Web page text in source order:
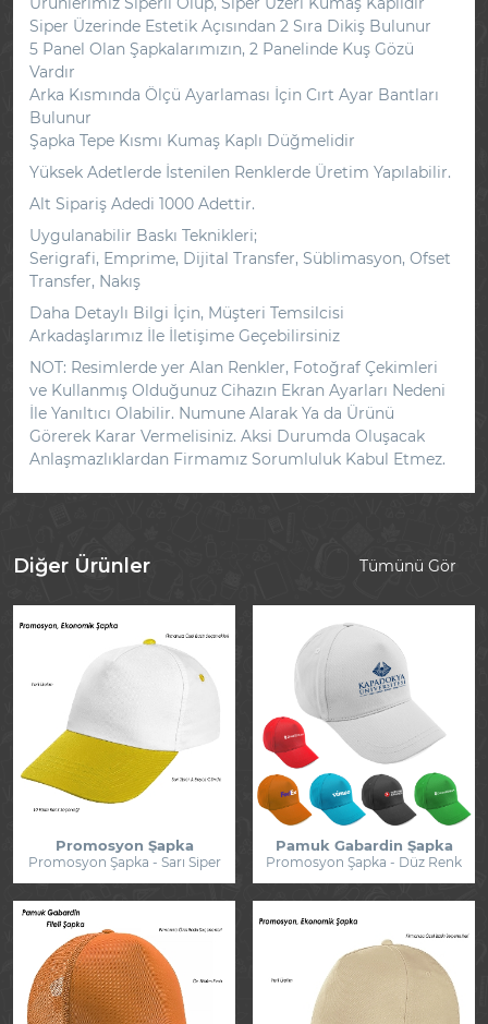
Siper Üzerinde Estetik Açısından 2 Sıra Dikiş Bulunur
5 Panel Olan Şapkalarımızın, 2 Panelinde Kuş Gözü
Vardır
Arka Kısmında Ölçü Ayarlaması İçin Cırt Ayar Bantları
Bulunur
Şapka Tepe Kısmı Kumaş Kaplı Düğmelidir
Yüksek Adetlerde İstenilen Renklerde Üretim Yapılabilir.
Alt Sipariş Adedi 1000 Adettir.
Uygulanabilir Baskı Teknikleri;
Serigrafi, Emprime, Dijital Transfer, Süblimasyon, Ofset
Transfer, Nakış
Daha Detaylı Bilgi İçin, Müşteri Temsilcisi
Arkadaşlarımız İle İletişime Geçebilirsiniz
NOT: Resimlerde yer Alan Renkler, Fotoğraf Çekimleri
ve Kullanmış Olduğunuz Cihazın Ekran Ayarları Nedeni
İle Yanıltıcı Olabilir. Numune Alarak Ya da Ürünü
Görerek Karar Vermelisiniz. Aksi Durumda Oluşacak
Anlaşmazlıklardan Firmamız Sorumluluk Kabul Etmez.
Diğer Ürünler Tümünü Gör
Promosyon Şapka
Promosyon Şapka - Sarı Siper
Pamuk Gabardin Şapka
Promosyon Şapka - Düz Renk